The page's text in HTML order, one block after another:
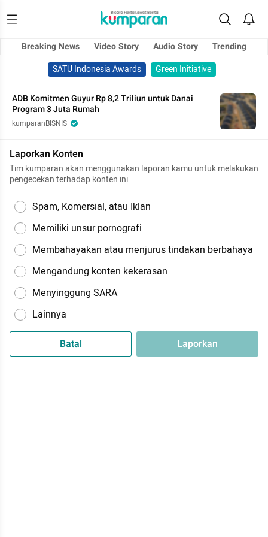
Breaking News Video Story Audio Story
Trending
SATU Indonesia Awards
Green Initiative
ADB Komitmen Guyur Rp 8,2 Triliun untuk Danai
Program 3 Juta Rumah
kumparanBISNIS
Laporkan Konten
Tim kumparan akan menggunakan laporan kamu untuk melakukan
pengecekan terhadap konten ini.
Spam, Komersial, atau Iklan
Memiliki unsur pornografi
Membahayakan atau menjurus tindakan berbahaya
Mengandung konten kekerasan
Menyinggung SARA
Lainnya
Batal Laporkan